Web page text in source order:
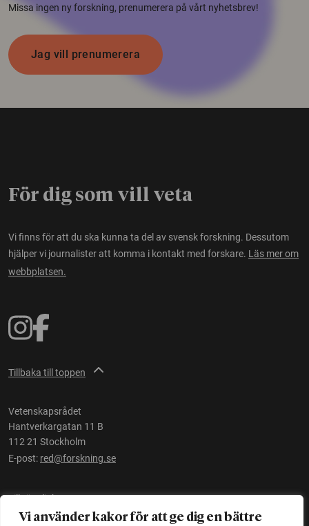
Vi använder kakor för att ge dig en bättre
Missa ingen ny forskning, prenumerera på vårt nyhetsbrev!
Jag vill prenumerera
För dig som vill veta
Vi finns för att du ska kunna ta del av svensk forskning. Dessutom
hjälper vi journalister att komma i kontakt med forskare. Läs mer om
webbplatsen.
Tillbaka till toppen
Vetenskapsrådet
Hantverkargatan 11 B
112 21 Stockholm
E-post: red@forskning.se
Tillgänglighet